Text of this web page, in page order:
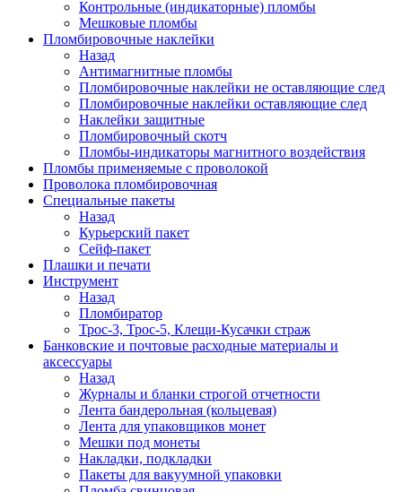
Контрольные (индикаторные) пломбы
Мешковые пломбы
Пломбировочные наклейки
Назад
Антимагнитные пломбы
Пломбировочные наклейки не оставляющие след
Пломбировочные наклейки оставляющие след
Наклейки защитные
Пломбировочный скотч
Пломбы-индикаторы магнитного воздействия
Пломбы применяемые с проволокой
Проволока пломбировочная
Специальные пакеты
Назад
Курьерский пакет
Сейф-пакет
Плашки и печати
Инструмент
Назад
Пломбиратор
Трос-3, Трос-5, Клещи-Кусачки страж
Банковские и почтовые расходные материалы и
аксессуары
Назад
Журналы и бланки строгой отчетности
Лента бандерольная (кольцевая)
Лента для упаковщиков монет
Мешки под монеты
Накладки, подкладки
Пакеты для вакуумной упаковки